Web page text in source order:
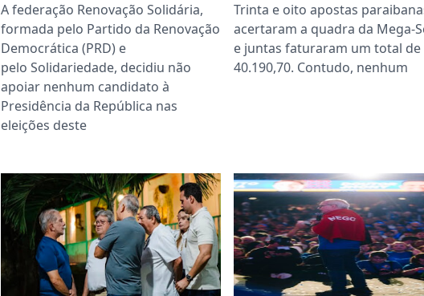
A federação Renovação Solidária,
formada pelo Partido da Renovação
Democrática (PRD) e
pelo Solidariedade, decidiu não
apoiar nenhum candidato à
Presidência da República nas
eleições deste
Trinta e oito apostas
acertaram a quadra da Mega-
e juntas faturaram um total de
40.190,70. Contudo, nenhum